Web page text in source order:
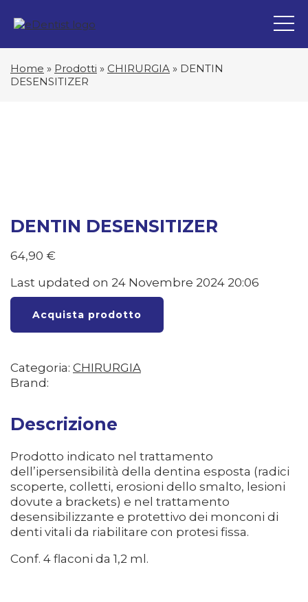
Home » Prodotti » CHIRURGIA » DENTIN
DESENSITIZER
DENTIN DESENSITIZER
64,90 €
Last updated on 24 Novembre 2024 20:06
Acquista prodotto
Categoria: CHIRURGIA
Brand:
Descrizione
Prodotto indicato nel trattamento
dell’ipersensibilità della dentina esposta (radici
scoperte, colletti, erosioni dello smalto, lesioni
dovute a brackets) e nel trattamento
desensibilizzante e protettivo dei monconi di
denti vitali da riabilitare con protesi fissa.
Conf. 4 flaconi da 1,2 ml.